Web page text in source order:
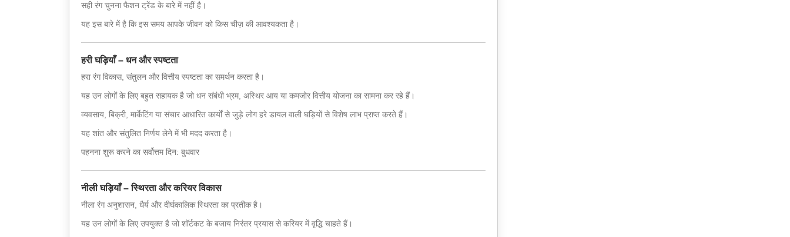
सही रंग चुनना फैशन ट्रेंड के बारे में नहीं है।
यह इस बारे में है कि इस समय आपके जीवन को किस चीज़ की आवश्यकता है।
हरी घड़ियाँ – धन और स्पष्टता
हरा रंग विकास, संतुलन और वित्तीय स्पष्टता का समर्थन करता है।
यह उन लोगों के लिए बहुत सहायक है जो धन संबंधी भ्रम, अस्थिर आय या कमजोर वित्तीय योजना का सामना कर रहे हैं।
व्यवसाय, बिक्री, मार्केटिंग या संचार आधारित कार्यों से जुड़े लोग हरे डायल वाली घड़ियों से विशेष लाभ प्राप्त करते हैं।
यह शांत और संतुलित निर्णय लेने में भी मदद करता है।
पहनना शुरू करने का सर्वोत्तम दिन: बुधवार
नीली घड़ियाँ – स्थिरता और करियर विकास
नीला रंग अनुशासन, धैर्य और दीर्घकालिक स्थिरता का प्रतीक है।
यह उन लोगों के लिए उपयुक्त है जो शॉर्टकट के बजाय निरंतर प्रयास से करियर में वृद्धि चाहते हैं।